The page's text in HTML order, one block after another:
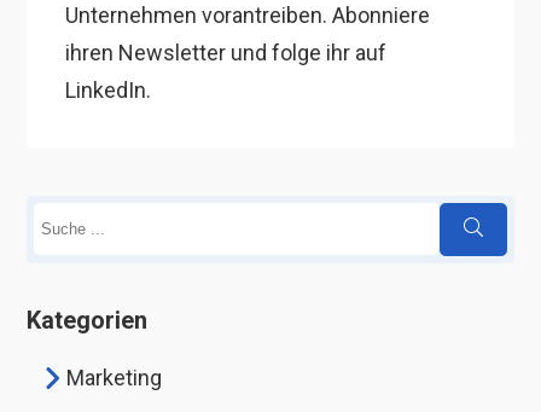
Unternehmen vorantreiben. Abonniere
ihren Newsletter und folge ihr auf
LinkedIn.
Kategorien
Marketing